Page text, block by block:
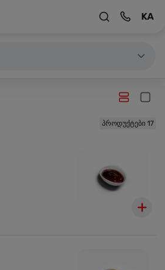
KA
პროდუქტები 17